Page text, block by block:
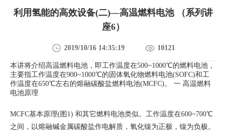
利用氢能的高效设备(二)—高温燃料电池 （系列讲
座6）
2019/10/16 14:35:19 10121
本讲将介绍高温燃料电池，即工作温度在500~1000℃的燃料电池 ，
主要指工作温度在900~1000℃的固体氧化物燃料电池(SOFC)和工
作温度在650℃左右的熔融碳酸盐燃料电池(MCFC)。
一 高温燃料
电池原理
MCFC基本原理(图1) 和其它燃料电池类似。工作温度在600~700℃
之间 ， 以熔融碱金属碳酸盐作电解质 ， 氧化镍为正极 ， 镍为负极。